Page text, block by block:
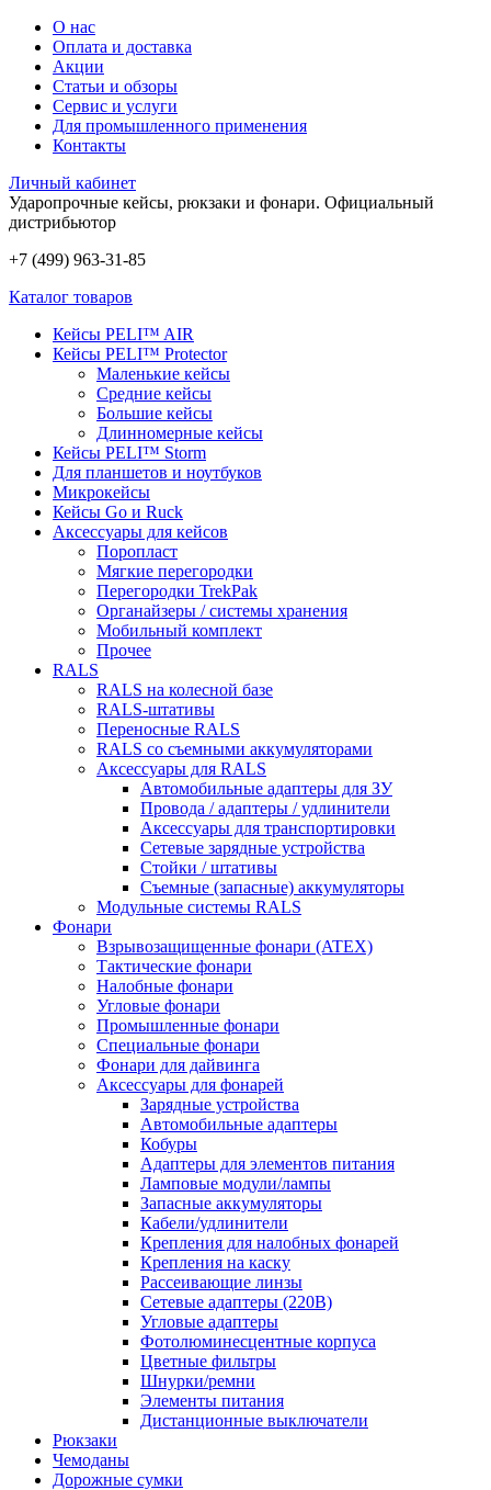
О нас
Оплата и доставка
Акции
Статьи и обзоры
Сервис и услуги
Для промышленного применения
Контакты
Личный кабинет
Ударопрочные кейсы, рюкзаки и фонари. Официальный
дистрибьютор
+7 (499) 963-31-85
Каталог товаров
Кейсы PELI™ AIR
Кейсы PELI™ Protector
Маленькие кейсы
Средние кейсы
Большие кейсы
Длинномерные кейсы
Кейсы PELI™ Storm
Для планшетов и ноутбуков
Микрокейсы
Кейсы Go и Ruck
Аксессуары для кейсов
Поропласт
Мягкие перегородки
Перегородки TrekPak
Органайзеры / системы хранения
Мобильный комплект
Прочее
RALS
RALS на колесной базе
RALS-штативы
Переносные RALS
RALS со съемными аккумуляторами
Аксессуары для RALS
Автомобильные адаптеры для ЗУ
Провода / адаптеры / удлинители
Аксессуары для транспортировки
Сетевые зарядные устройства
Стойки / штативы
Съемные (запасные) аккумуляторы
Модульные системы RALS
Фонари
Взрывозащищенные фонари (ATEX)
Тактические фонари
Налобные фонари
Угловые фонари
Промышленные фонари
Специальные фонари
Фонари для дайвинга
Аксессуары для фонарей
Зарядные устройства
Автомобильные адаптеры
Кобуры
Адаптеры для элементов питания
Ламповые модули/лампы
Запасные аккумуляторы
Кабели/удлинители
Крепления для налобных фонарей
Крепления на каску
Рассеивающие линзы
Сетевые адаптеры (220В)
Угловые адаптеры
Фотолюминесцентные корпуса
Цветные фильтры
Шнурки/ремни
Элементы питания
Дистанционные выключатели
Рюкзаки
Чемоданы
Дорожные сумки